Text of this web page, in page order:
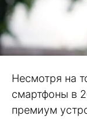
Несмотря на
смартфоны в
премиум